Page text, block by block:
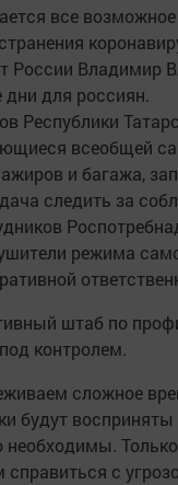
все
России Владимир
дни для россиян.
Республики
всеобщей
и багажа,
следить за
режима
штаб по
контролем.
сложное
будут
необходимы. Только
с